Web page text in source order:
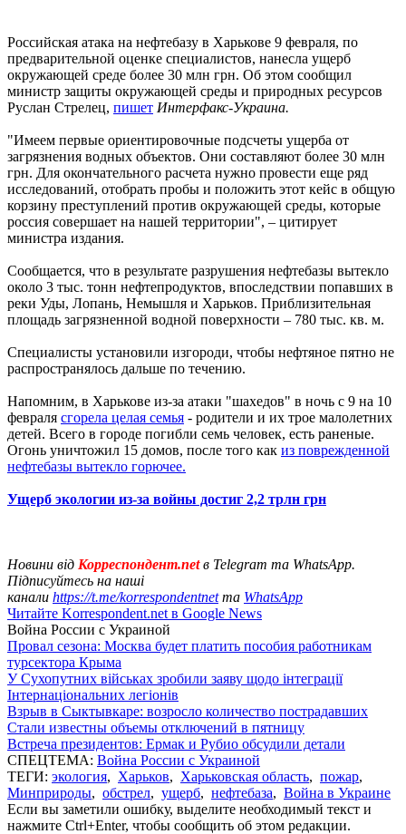
Российская атака на нефтебазу в Харькове 9 февраля, по
предварительной оценке специалистов, нанесла ущерб
окружающей среде более 30 млн грн. Об этом сообщил
министр защиты окружающей среды и природных ресурсов
Руслан Стрелец, пишет Интерфакс-Украина.
"Имеем первые ориентировочные подсчеты ущерба от
загрязнения водных объектов. Они составляют более 30 млн
грн. Для окончательного расчета нужно провести еще ряд
исследований, отобрать пробы и положить этот кейс в общую
корзину преступлений против окружающей среды, которые
россия совершает на нашей территории", – цитирует
министра издания.
Сообщается, что в результате разрушения нефтебазы вытекло
около 3 тыс. тонн нефтепродуктов, впоследствии попавших в
реки Уды, Лопань, Немышля и Харьков. Приблизительная
площадь загрязненной водной поверхности – 780 тыс. кв. м.
Специалисты установили изгороди, чтобы нефтяное пятно не
распространялось дальше по течению.
Напомним, в Харькове из-за атаки "шахедов" в ночь с 9 на 10
февраля сгорела целая семья - родители и их трое малолетних
детей. Всего в городе погибли семь человек, есть раненые.
Огонь уничтожил 15 домов, после того как из поврежденной
нефтебазы вытекло горючее.
Ущерб экологии из-за войны достиг 2,2 трлн грн
Новини від Корреспондент.netв Telegram та WhatsApp.
Підписуйтесь на наші
канали https://t.me/korrespondentnetта WhatsApp
Читайте Korrespondent.net в Google News
Война России с Украиной
Провал сезона: Москва будет платить пособия работникам
турсектора Крыма
У Сухопутних військах зробили заяву щодо інтеграції
Інтернаціональних легіонів
Взрыв в Сыктывкаре: возросло количество пострадавших
Стали известны объемы отключений в пятницу
Встреча президентов: Ермак и Рубио обсудили детали
СПЕЦТЕМА: Война России с Украиной
ТЕГИ: экология, Харьков, Харьковская область, пожар,
Минприроды, обстрел, ущерб, нефтебаза, Война в Украине
Если вы заметили ошибку, выделите необходимый текст и
нажмите Ctrl+Enter, чтобы сообщить об этом редакции.